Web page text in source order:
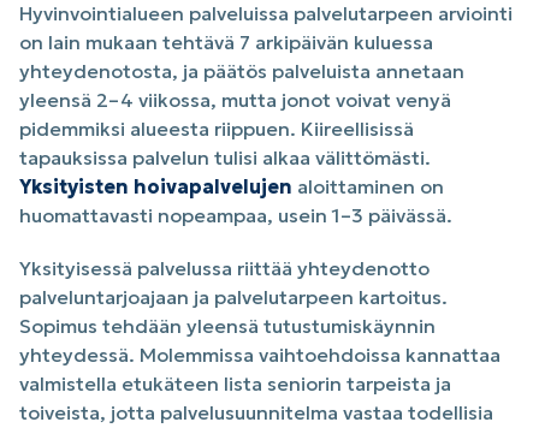
Hyvinvointialueen palveluissa palvelutarpeen arviointi
on lain mukaan tehtävä 7 arkipäivän kuluessa
yhteydenotosta, ja päätös palveluista annetaan
yleensä 2–4 viikossa, mutta jonot voivat venyä
pidemmiksi alueesta riippuen. Kiireellisissä
tapauksissa palvelun tulisi alkaa välittömästi.
Yksityisten hoivapalvelujen aloittaminen on
huomattavasti nopeampaa, usein 1–3 päivässä.
Yksityisessä palvelussa riittää yhteydenotto
palveluntarjoajaan ja palvelutarpeen kartoitus.
Sopimus tehdään yleensä tutustumiskäynnin
yhteydessä. Molemmissa vaihtoehdoissa kannattaa
valmistella etukäteen lista seniorin tarpeista ja
toiveista, jotta palvelusuunnitelma vastaa todellisia